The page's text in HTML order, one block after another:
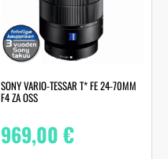
SONY VARIO-TESSAR T* FE 24-70MM
F4 ZA OSS
969,00€